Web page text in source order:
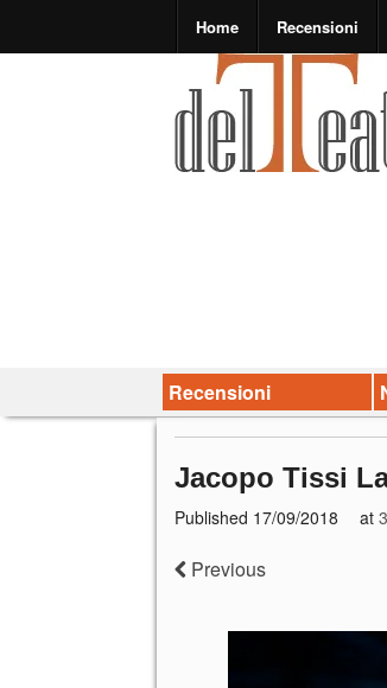
Home Recensioni
Recensioni
Jacopo Tissi
Published 17/09/2018 at
Previous